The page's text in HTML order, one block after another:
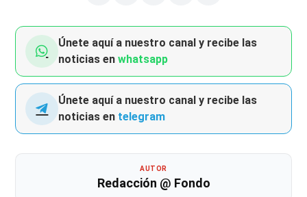
Únete aquí a nuestro canal y recibe las
noticias enwhatsapp
Únete aquí a nuestro canal y recibe las
noticias en telegram
AUTOR
Redacción @ Fondo